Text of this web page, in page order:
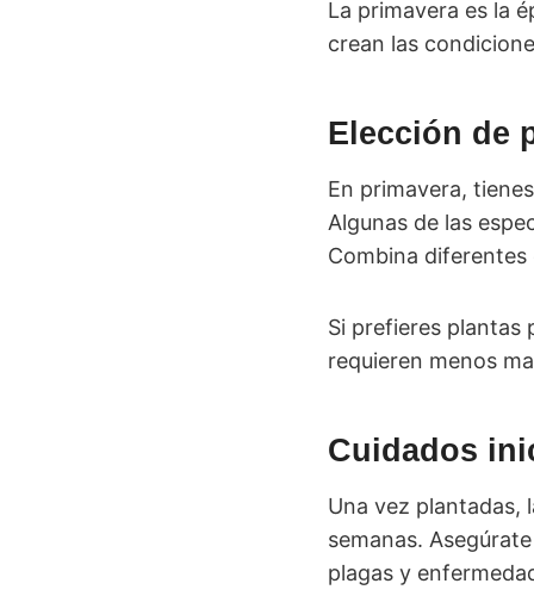
La primavera es la
crean las
Elección de
En primavera,
Algunas de las
Combina
Si prefieres plantas
requieren menos
Cuidados
Una vez plantadas,
semanas.
plagas y